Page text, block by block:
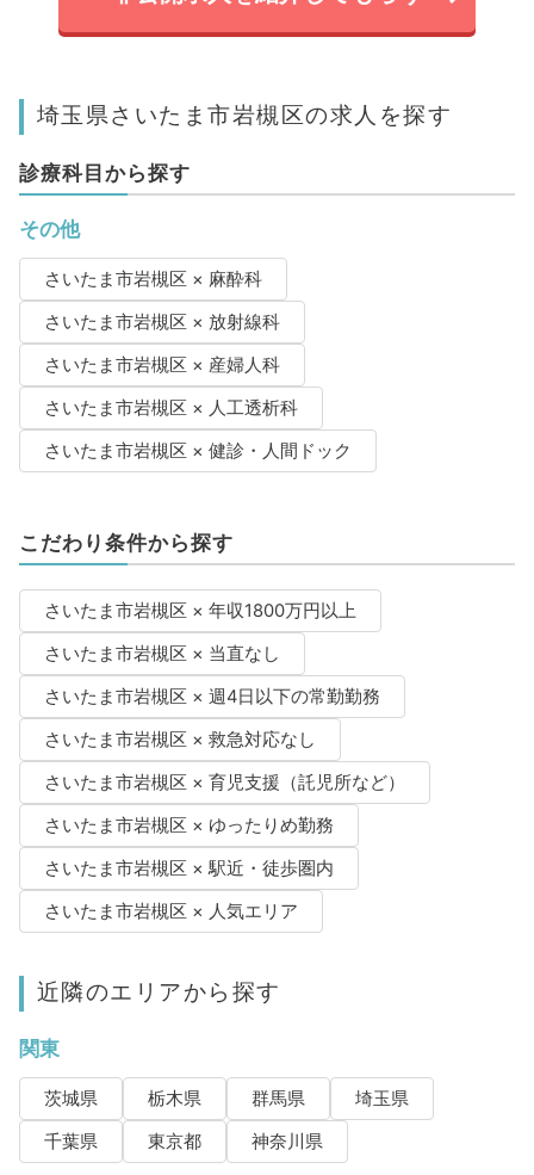
埼玉県さいたま市岩槻区の求人を探す
診療科目から探す
その他
さいたま市岩槻区 × 麻酔科
さいたま市岩槻区 × 放射線科
さいたま市岩槻区 × 産婦人科
さいたま市岩槻区 × 人工透析科
さいたま市岩槻区 × 健診・人間ドック
こだわり条件から探す
さいたま市岩槻区 × 年収1800万円以上
さいたま市岩槻区 × 当直なし
さいたま市岩槻区 × 週4日以下の常勤勤務
さいたま市岩槻区 × 救急対応なし
さいたま市岩槻区 × 育児支援（託児所など）
さいたま市岩槻区 × ゆったりめ勤務
さいたま市岩槻区 × 駅近・徒歩圏内
さいたま市岩槻区 × 人気エリア
近隣のエリアから探す
関東
茨城県 栃木県 群馬県
埼玉県
千葉県
東京都 神奈川県